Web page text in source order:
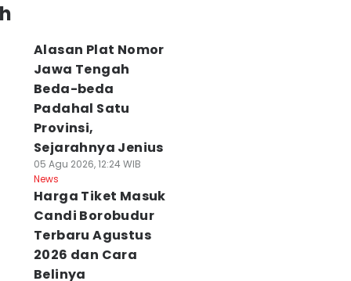
Alasan Plat Nomor
Jawa Tengah
Beda-beda
Padahal Satu
Provinsi,
Sejarahnya Jenius
05 Agu 2026, 12:24 WIB
News
Harga Tiket Masuk
Candi Borobudur
Terbaru Agustus
2026 dan Cara
Belinya